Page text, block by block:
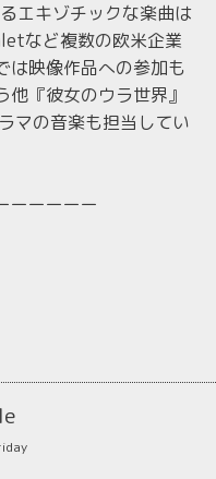
エキゾチックな楽曲は
など複数の欧米企業
は映像作品への参加も
『彼女のウラ世界』
マの音楽も担当してい
ーーーーー